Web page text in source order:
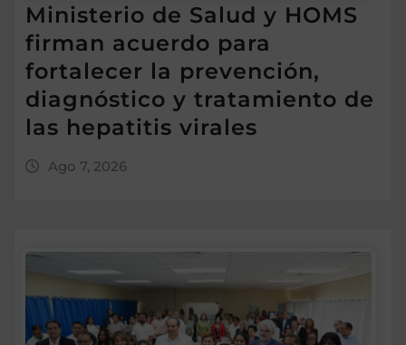
Ministerio de Salud y HOMS
firman acuerdo para
fortalecer la prevención,
diagnóstico y tratamiento de
las hepatitis virales
Ago 7, 2026